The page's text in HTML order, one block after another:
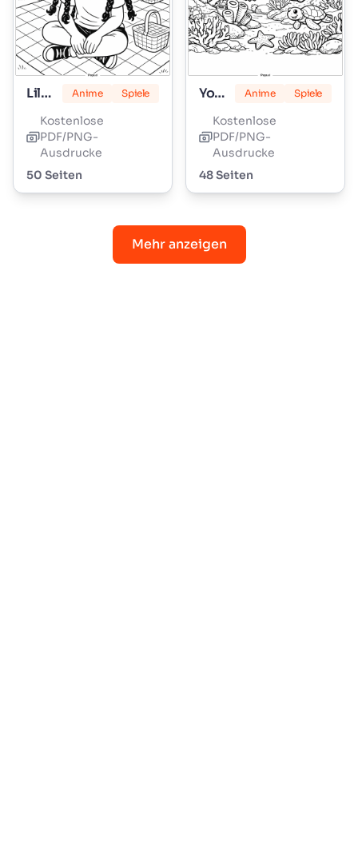
Lily Love Zöpfe Anime Spiele
Kostenlose
PDF/PNG-
Ausdrucke
50 Seiten
Yoshi Anime Spiele
Kostenlose
PDF/PNG-
Ausdrucke
48 Seiten
Mehr anzeigen